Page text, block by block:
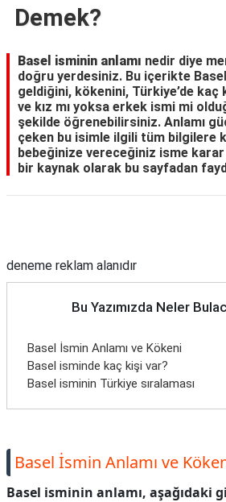
Demek?
Basel isminin anlamı nedir diye
doğru yerdesiniz. Bu içerikte
geldiğini, kökenini, Türkiye’de kaç
ve kız mı yoksa erkek ismi mi
şekilde öğrenebilirsiniz. Anlamı
çeken bu isimle ilgili tüm bilgilere
bebeğinize vereceğiniz isme
bir kaynak olarak bu sayfadan
deneme reklam alanıdır
Bu Yazımızda Neler
Basel İsmin Anlamı ve Kökeni
Basel isminde kaç kişi var?
Basel isminin Türkiye sıralaması
Basel İsmin Anlamı ve
Basel isminin anlamı, aşağıdaki